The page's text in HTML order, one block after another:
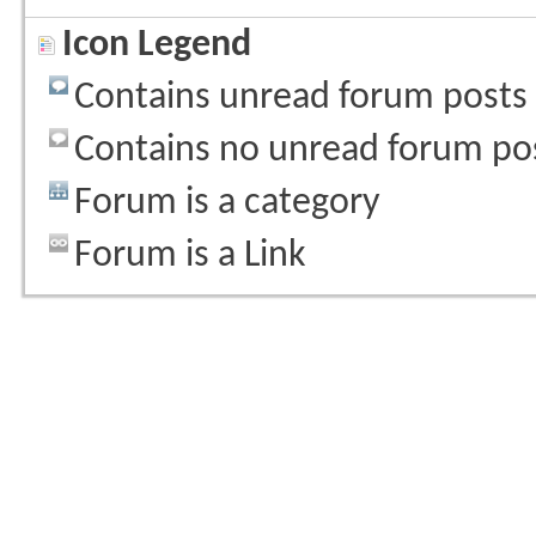
Icon Legend
Contains unread forum posts
Contains no unread forum
Forum is a category
Forum is a Link